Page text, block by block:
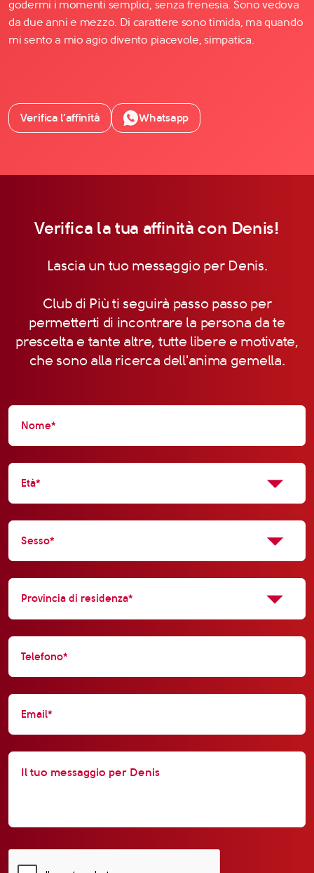
godermi i momenti semplici, senza frenesia. Sono vedova
da due anni e mezzo. Di carattere sono timida, ma quando
mi sento a mio agio divento piacevole, simpatica.
Verifica l’affinità Whatsapp
Verifica la tua affinità con Denis!
Lascia un tuo messaggio per Denis.
Club di Più ti seguirà passo passo per
permetterti di incontrare la persona da te
prescelta e tante altre, tutte libere e motivate,
che sono alla ricerca dell'anima gemella.